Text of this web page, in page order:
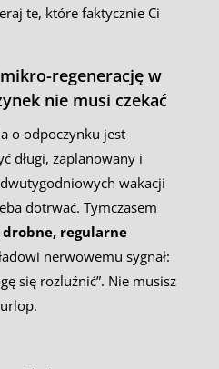
te, które faktycznie Ci
regenerację w
nie musi czekać
o odpoczynku jest
długi, zaplanowany i
wakacji
dotrwać. Tymczasem
regularne
nerwowemu sygnał:
się rozluźnić”. Nie musisz